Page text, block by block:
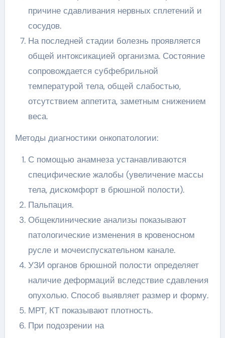
причине сдавливания нервных сплетений и
сосудов.
На последней стадии болезнь проявляется
общей интоксикацией организма. Состояние
сопровождается субфебрильной
температурой тела, общей слабостью,
отсутствием аппетита, заметным снижением
веса.
Методы диагностики онкопатологии:
С помощью анамнеза устанавливаются
специфические жалобы (увеличение массы
тела, дискомфорт в брюшной полости).
Пальпация.
Общеклинические анализы показывают
патологические изменения в кровеносном
русле и мочеиспускательном канале.
УЗИ органов брюшной полости определяет
наличие деформаций вследствие сдавления
опухолью. Способ выявляет размер и форму.
МРТ, КТ показывают плотность.
При подозрении на